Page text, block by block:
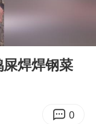
尔森去世
注胶花1.55万
焊焊钢菜
0